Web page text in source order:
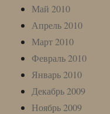
Май 2010
Апрель 2010
Март 2010
Февраль 2010
Январь 2010
Декабрь 2009
Ноябрь 2009